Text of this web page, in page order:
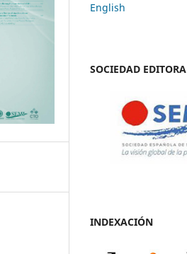
English
SOCIEDAD EDITORA
INDEXACIÓN